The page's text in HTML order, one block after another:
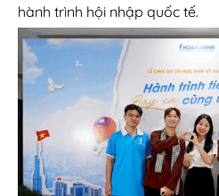
hành trình hội nhập quốc tế.